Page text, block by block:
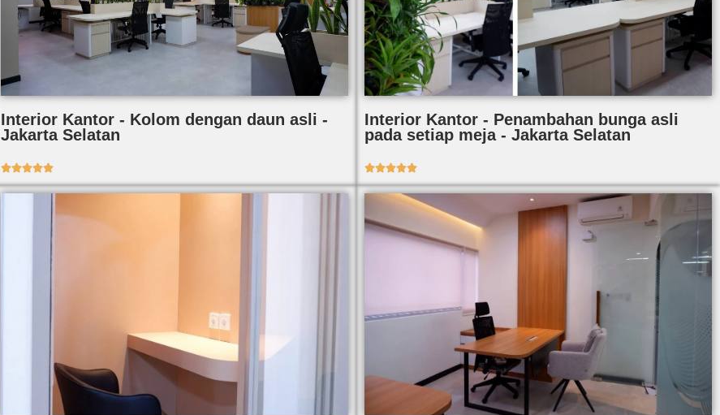
Interior Kantor - Kolom dengan daun asli -
Jakarta Selatan

Interior Kantor - Penambahan bunga asli
pada setiap meja - Jakarta Selatan
